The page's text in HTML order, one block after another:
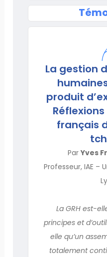
La gestion
produit
français
ParYves
Professeur, IAE –
La GRH est-
principes et
elle qu’un
totalement